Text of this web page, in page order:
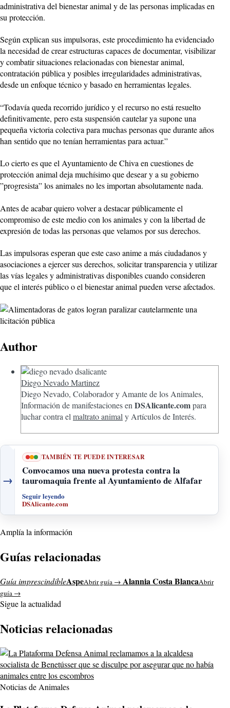
administrativa del bienestar animal y de las personas implicadas en
su protección.
Según explican sus impulsoras, este procedimiento ha evidenciado
la necesidad de crear estructuras capaces de documentar, visibilizar
y combatir situaciones relacionadas con bienestar animal,
contratación pública y posibles irregularidades administrativas,
desde un enfoque técnico y basado en herramientas legales.
“Todavía queda recorrido jurídico y el recurso no está resuelto
definitivamente, pero esta suspensión cautelar ya supone una
pequeña victoria colectiva para muchas personas que durante años
han sentido que no tenían herramientas para actuar.”
Lo cierto es que el Ayuntamiento de Chiva en cuestiones de
protección animal deja muchísimo que desear y a su gobierno
”progresista” los animales no les importan absolutamente nada.
Antes de acabar quiero volver a destacar públicamente el
compromiso de este medio con los animales y con la libertad de
expresión de todas las personas que velamos por sus derechos.
Las impulsoras esperan que este caso anime a más ciudadanos y
asociaciones a ejercer sus derechos, solicitar transparencia y utilizar
las vías legales y administrativas disponibles cuando consideren
que el interés público o el bienestar animal pueden verse afectados.
Author
Diego Nevado Martinez
Diego Nevado, Colaborador y Amante de los Animales,
Información de manifestaciones en DSAlicante.compara
luchar contra el maltrato animal y Artículos de Interés.
→
TAMBIÉN TE PUEDE INTERESAR
Convocamos una nueva protesta contra la
tauromaquia frente al Ayuntamiento de Alfafar
Seguir leyendo
DSAlicante.com
Amplía la información
Guías relacionadas
Guía imprescindibleAspeAbrir guía → Alannia Costa BlancaAbrir
guía →
Sigue la actualidad
Noticias relacionadas
Noticias de Animales